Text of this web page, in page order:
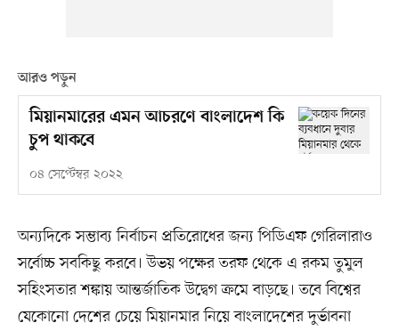
আরও পড়ুন
মিয়ানমারের এমন আচরণে বাংলাদেশ কি
চুপ থাকবে
০৪ সেপ্টেম্বর ২০২২
অন্যদিকে সম্ভাব্য নির্বাচন প্রতিরোধের জন্য পিডিএফ গেরিলারাও
সর্বোচ্চ সবকিছু করবে। উভয় পক্ষের তরফ থেকে এ রকম তুমুল
সহিংসতার শঙ্কায় আন্তর্জাতিক উদ্বেগ ক্রমে বাড়ছে। তবে বিশ্বের
যেকোনো দেশের চেয়ে মিয়ানমার নিয়ে বাংলাদেশের দুর্ভাবনা